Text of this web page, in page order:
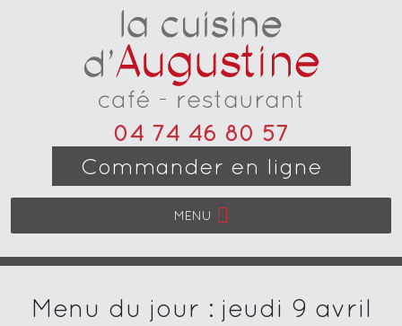
04 74 46 80 57
Commander en ligne
MENU
Menu du jour : jeudi 9 avril